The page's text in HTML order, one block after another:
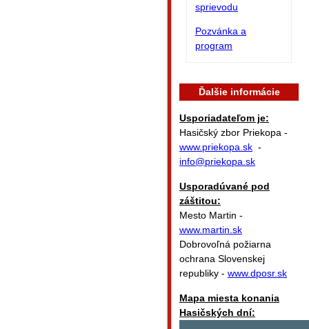
sprievodu
Pozvánka a
program
Ďalšie informácie
Usporiadateľom je:
Hasičský zbor Priekopa -
www.priekopa.sk -
info@priekopa.sk
Usporadúvané pod
záštitou:
Mesto Martin -
www.martin.sk
Dobrovoľná požiarna
ochrana Slovenskej
republiky - www.dposr.sk
Mapa miesta konania
Hasičských dní: